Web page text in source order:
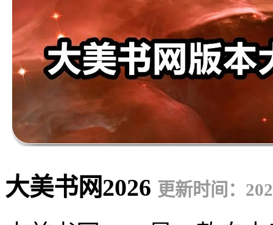
大美书网2026 更新时间：